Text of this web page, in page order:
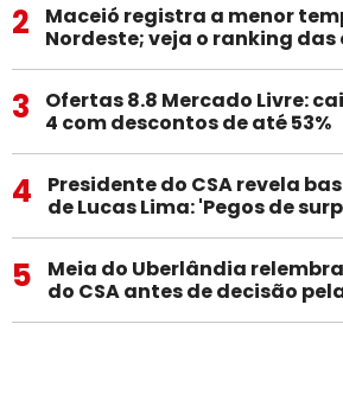
2
Maceió registra a menor
Nordeste; veja o ranking
3
Ofertas 8.8 Mercado Livre:
4 com descontos de até 53%
4
Presidente do CSA revela
de Lucas Lima: 'Pegos de
5
Meia do Uberlândia
do CSA antes de decisão